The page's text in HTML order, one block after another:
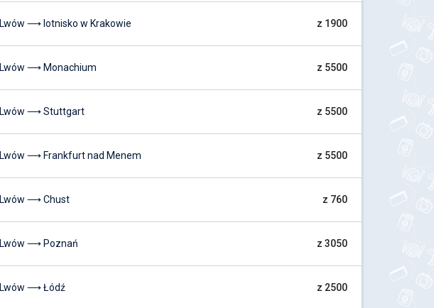
Lwów ⟶ lotnisko w Krakowie z 1900
Lwów ⟶ Monachium z 5500
Lwów ⟶ Stuttgart z 5500
Lwów ⟶ Frankfurt nad Menem z 5500
Lwów ⟶ Chust z 760
Lwów ⟶ Poznań z 3050
Lwów ⟶ Łódź z 2500